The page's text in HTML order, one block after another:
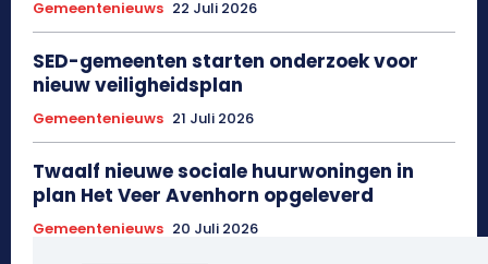
Gemeentenieuws 22 Juli 2026
SED-gemeenten starten onderzoek voor
nieuw veiligheidsplan
Gemeentenieuws 21 Juli 2026
Twaalf nieuwe sociale huurwoningen in
plan Het Veer Avenhorn opgeleverd
Gemeentenieuws 20 Juli 2026